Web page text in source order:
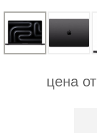
цена от